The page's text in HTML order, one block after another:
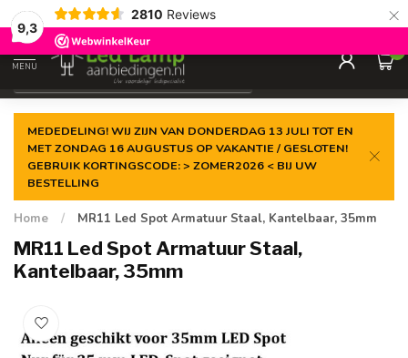
9,3
2810 Reviews ×
Gegarandeerde delaagste prijs
MENU
0
MEDEDELING! WIJ ZIJN VAN DONDERDAG 13 JULI TOT EN
MET ZONDAG 16 AUGUSTUS OP VAKANTIE / GESLOTEN!
GEBRUIK KORTINGSCODE: > ZOMER2026 < BIJ UW
BESTELLING
Home / MR11 Led Spot Armatuur Staal, Kantelbaar, 35mm
MR11 Led Spot Armatuur Staal,
Kantelbaar, 35mm